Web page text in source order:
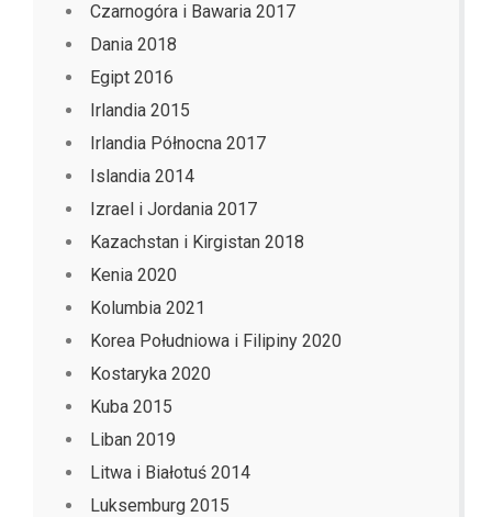
Czarnogóra i Bawaria 2017
Dania 2018
Egipt 2016
Irlandia 2015
Irlandia Północna 2017
Islandia 2014
Izrael i Jordania 2017
Kazachstan i Kirgistan 2018
Kenia 2020
Kolumbia 2021
Korea Południowa i Filipiny 2020
Kostaryka 2020
Kuba 2015
Liban 2019
Litwa i Białotuś 2014
Luksemburg 2015